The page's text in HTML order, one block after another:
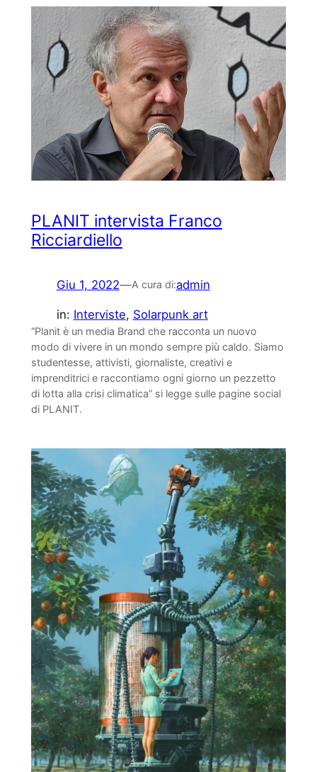
PLANIT intervista Franco
Ricciardiello
Giu 1, 2022—A cura di:admin
in: Interviste, Solarpunk art
“Planit è un media Brand che racconta un nuovo
modo di vivere in un mondo sempre più caldo. Siamo
studentesse, attivisti, giornaliste, creativi e
imprenditrici e raccontiamo ogni giorno un pezzetto
di lotta alla crisi climatica” si legge sulle pagine social
di PLANIT.